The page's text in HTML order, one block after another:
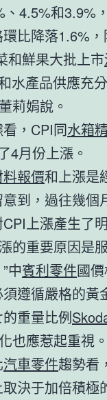
4.5%和3.9%
比降落1.6%
和鮮果大批上市
水產品供應充
董莉娟說。
，CPI同水箱
4月份上漲。
報價和上漲是
到，過往幾個
上漲產生了
的重要原因是
中賓利零件國
遵循嚴格的
重量比例
也應惹起重視。
汽車零件趨勢看
決于加倍積